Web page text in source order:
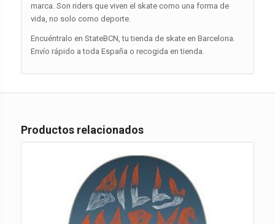
marca. Son riders que viven el skate como una forma de
vida, no solo como deporte.
Encuéntralo en StateBCN, tu tienda de skate en Barcelona.
Envío rápido a toda España o recogida en tienda.
Productos relacionados